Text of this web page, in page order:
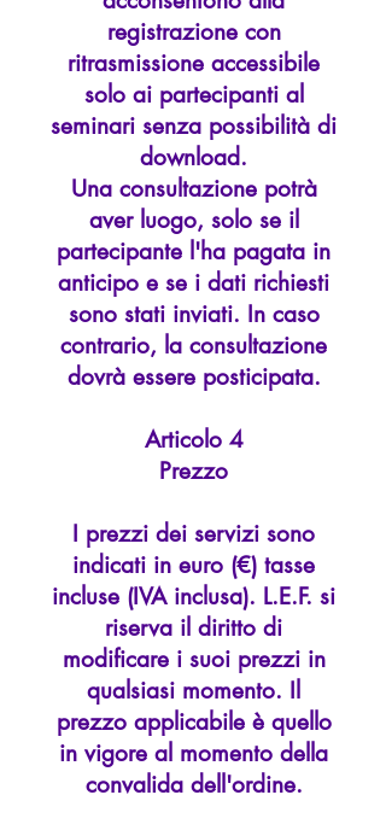
registrazione con
ritrasmissione accessibile
solo ai partecipanti al
seminari senza possibilità di
download.
Una consultazione potrà
aver luogo, solo se il
partecipante l'ha pagata in
anticipo e se i dati richiesti
sono stati inviati. In caso
contrario, la consultazione
dovrà essere posticipata.
Articolo 4
Prezzo
I prezzi dei servizi sono
indicati in euro (€) tasse
incluse (IVA inclusa). L.E.F. si
riserva il diritto di
modificare i suoi prezzi in
qualsiasi momento. Il
prezzo applicabile è quello
in vigore al momento della
convalida dell'ordine.